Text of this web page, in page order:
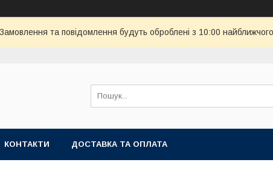
та повідомлення будуть оброблені з 10:00
КОНТАКТИ ДОСТАВКА ТА ОПЛАТА